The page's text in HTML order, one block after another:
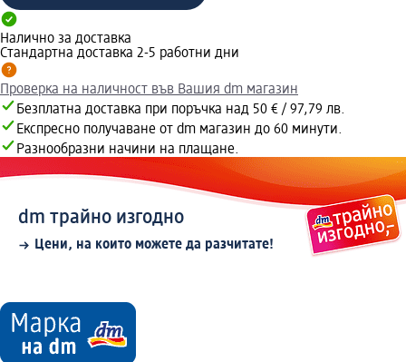
Налично за доставка
Стандартна доставка 2-5 работни дни
Проверка на наличност във Вашия dm магазин
Безплатна доставка при поръчка над 50 € / 97,79 лв.
Експресно получаване от dm магазин до 60 минути.
Разнообразни начини на плащане.
dm трайно изгодно
Цени, на които можете да разчитате!